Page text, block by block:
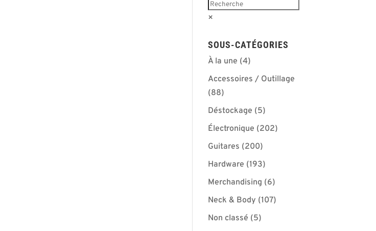
×
SOUS-CATÉGORIES
À la une (4)
Accessoires / Outillage
(88)
Déstockage (5)
Électronique (202)
Guitares (200)
Hardware (193)
Merchandising (6)
Neck & Body (107)
Non classé (5)